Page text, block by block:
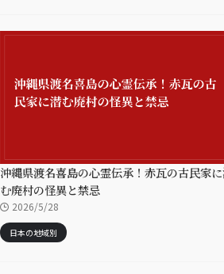
沖縄県渡名喜島の心霊伝承！赤瓦の古民家
む廃村の怪異と禁忌
2026/5/28
日本の地域別